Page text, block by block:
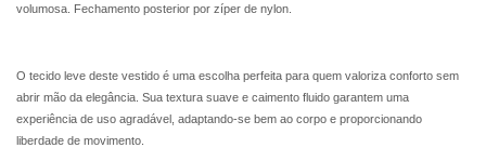
volumosa. Fechamento posterior por zíper de nylon.
O tecido leve deste vestido é uma escolha perfeita para quem valoriza conforto sem
abrir mão da elegância. Sua textura suave e caimento fluido garantem uma
experiência de uso agradável, adaptando-se bem ao corpo e proporcionando
liberdade de movimento.